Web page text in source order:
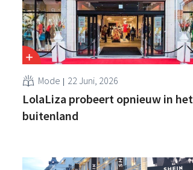
Mode 22 Juni, 2026
LolaLiza probeert opnieuw in het
buitenland